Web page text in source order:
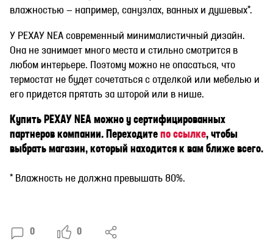
влажностью — например, санузлах, ванных и душевых*.
У РЕХАУ NEA современный минималистичный дизайн.
Она не занимает много места и стильно смотрится в
любом интерьере. Поэтому можно не опасаться, что
термостат не будет сочетаться с отделкой или мебелью и
его придется прятать за шторой или в нише.
Купить РЕХАУ NEA можно у сертифицированных
партнеров компании. Переходите по ссылке, чтобы
выбрать магазин, который находится к вам ближе всего.
* Влажность не должна превышать 80%.
0 0